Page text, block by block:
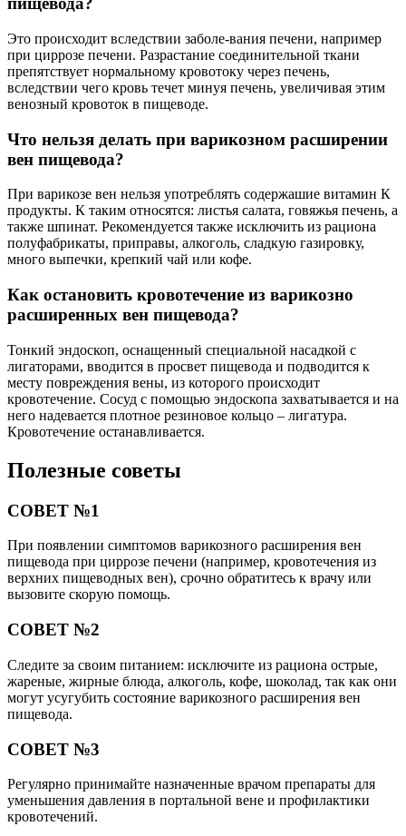
Это происходит вследствии заболе-вания печени, например
при циррозе печени. Разрастание соединительной ткани
препятствует нормальному кровотоку через печень,
вследствии чего кровь течет минуя печень, увеличивая этим
венозный кровоток в пищеводе.
Что нельзя делать при варикозном расширении
вен пищевода?
При варикозе вен нельзя употреблять содержашие витамин К
продукты. К таким относятся: листья салата, говяжья печень, а
также шпинат. Рекомендуется также исключить из рациона
полуфабрикаты, приправы, алкоголь, сладкую газировку,
много выпечки, крепкий чай или кофе.
Как остановить кровотечение из варикозно
расширенных вен пищевода?
Тонкий эндоскоп, оснащенный специальной насадкой с
лигаторами, вводится в просвет пищевода и подводится к
месту повреждения вены, из которого происходит
кровотечение. Сосуд с помощью эндоскопа захватывается и на
него надевается плотное резиновое кольцо – лигатура.
Кровотечение останавливается.
Полезные советы
СОВЕТ №1
При появлении симптомов варикозного расширения вен
пищевода при циррозе печени (например, кровотечения из
верхних пищеводных вен), срочно обратитесь к врачу или
вызовите скорую помощь.
СОВЕТ №2
Следите за своим питанием: исключите из рациона острые,
жареные, жирные блюда, алкоголь, кофе, шоколад, так как они
могут усугубить состояние варикозного расширения вен
пищевода.
СОВЕТ №3
Регулярно принимайте назначенные врачом препараты для
уменьшения давления в портальной вене и профилактики
кровотечений.